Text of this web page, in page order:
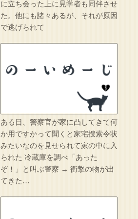
に立ち会った上に見学者も同伴させ
た。他にも諸々あるが、それが原因
で逃げられて
ある日、警察官が家に凸してきて何
か用ですかって聞くと家宅捜索令状
みたいなのを見せられて家の中に入
られた 冷蔵庫を調べ「あった
ぞ！」と叫ぶ警察 → 衝撃の物が出
てきた…